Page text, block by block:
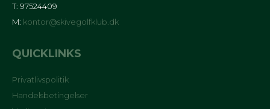
T: 97524409
M: kontor@skivegolfklub.dk
QUICKLINKS
Privatlivspolitik
Handelsbetingelser